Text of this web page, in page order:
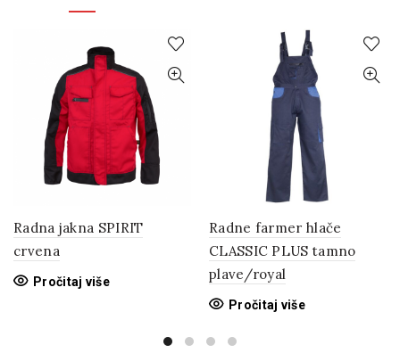
Radna jakna SPIRIT
crvena
Pročitaj više
Radne farmer hlače
CLASSIC PLUS tamno
plave/royal
Pročitaj više